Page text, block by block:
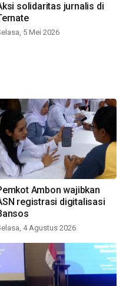
solidaritas jurnalis di
5 Mei 2026
Ambon wajibkan
registrasi digitalisasi
4 Agustus 2026